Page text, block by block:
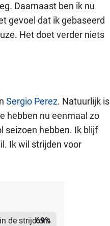
Daarnaast ben ik nu
gevoel dat ik gebaseerd
Het doet verder niets
Sergio Perez. Natuurlijk is
hebben nu eenmaal zo
seizoen hebben. Ik blijf
Ik wil strijden voor
de strijd om
69%